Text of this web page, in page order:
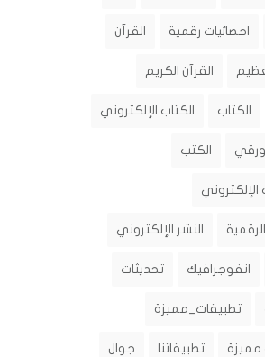
احصائيات رقمية القرآن
القرآن الكريم
الكتاب الكتاب الإلكتروني
الكتب
النشر الإلكتروني
انفوجرافيك تحديثات
تطبيقات_مميزة
مميزة تطبيقاتنا جوال